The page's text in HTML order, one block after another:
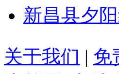
新昌县夕
关于我们 | 免